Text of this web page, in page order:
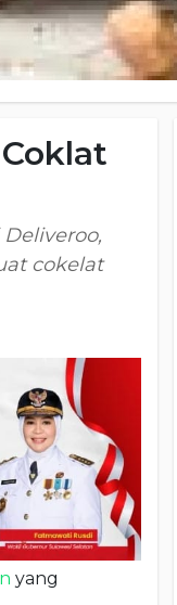
cokelat
yang